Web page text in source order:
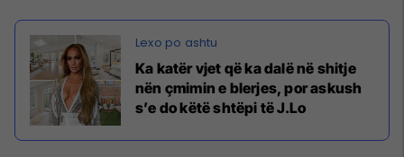
Ka katër vjet që ka dalë në shitje
nën çmimin e blerjes, por askush
s’e do këtë shtëpi të J.Lo